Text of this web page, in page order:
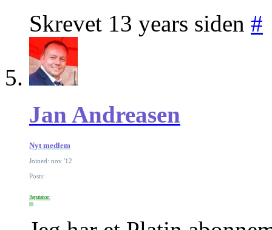
Skrevet 13 years siden #
Jan Andreasen
Nyt medlem
Joined: nov '12
Posts:
Reputation: